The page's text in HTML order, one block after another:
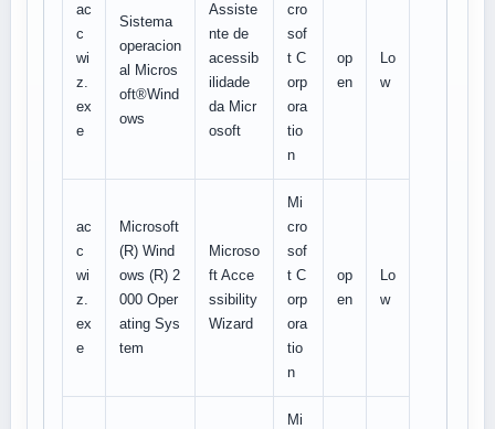
ac
c
wi
z.
ex
e
Sistema
operacion
al Micros
oft®Wind
ows
Assiste
nte de
acessib
ilidade
da Micr
osoft
cro
sof
t C
orp
ora
tio
n
op
en
Lo
w
ac
c
wi
z.
ex
e
Microsoft
(R) Wind
ows (R) 2
000 Oper
ating Sys
tem
Microso
ft Acce
ssibility
Wizard
Mi
cro
sof
t C
orp
ora
tio
n
op
en
Lo
w
Mi